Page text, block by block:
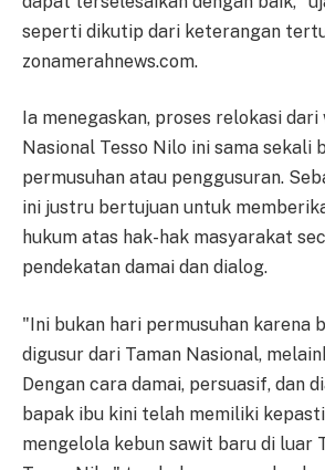
seperti dikutip dari keterangan
zonamerahnews.com.
Ia menegaskan, proses relokasi
Nasional Tesso Nilo ini sama sekali
permusuhan atau penggusuran.
ini justru bertujuan untuk
hukum atas hak-hak masyarakat
pendekatan damai dan dialog.
"Ini bukan hari permusuhan karena
digusur dari Taman Nasional,
Dengan cara damai, persuasif, dan
bapak ibu kini telah memiliki
mengelola kebun sawit baru di luar